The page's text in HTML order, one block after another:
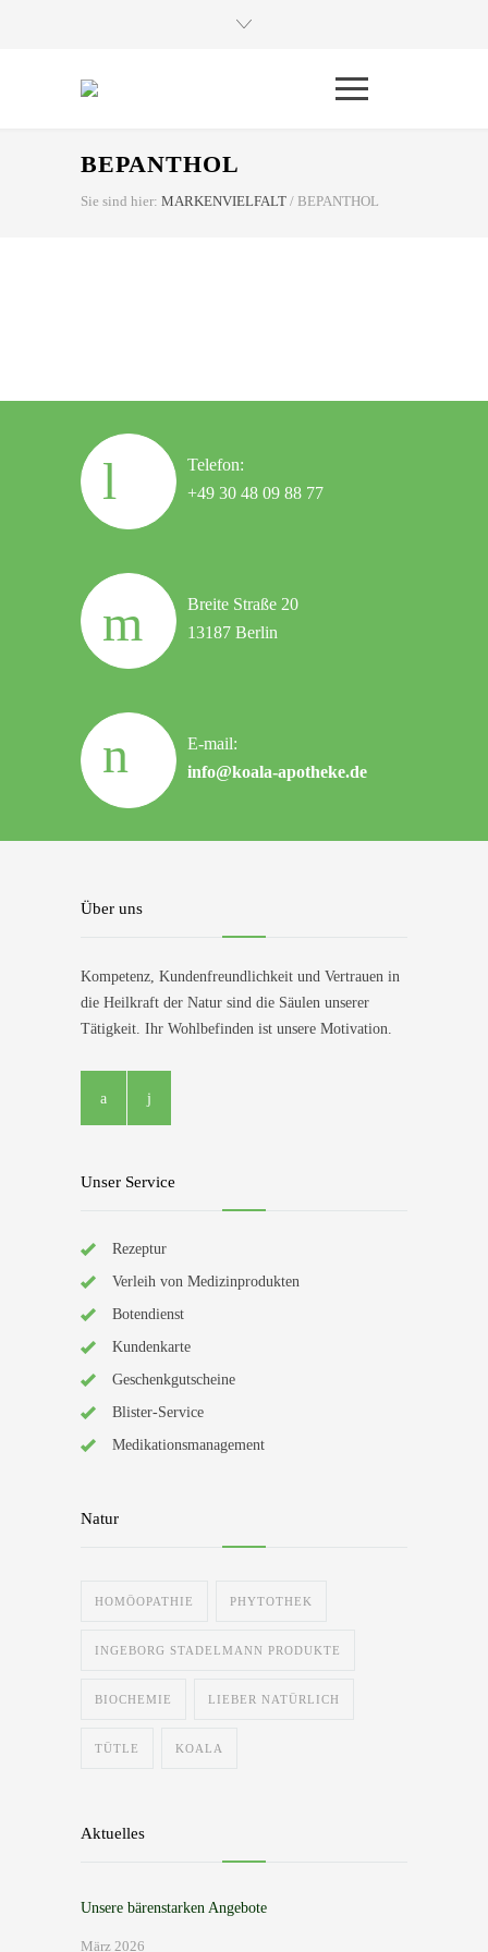
BEPANTHOL
Sie sind hier: MARKENVIELFALT / BEPANTHOL
Telefon:
+49 30 48 09 88 77
Breite Straße 20
13187 Berlin
E-mail:
info@koala-apotheke.de
Über uns
Kompetenz, Kundenfreundlichkeit und Vertrauen in
die Heilkraft der Natur sind die Säulen unserer
Tätigkeit. Ihr Wohlbefinden ist unsere Motivation.
Unser Service
Rezeptur
Verleih von Medizinprodukten
Botendienst
Kundenkarte
Geschenkgutscheine
Blister-Service
Medikationsmanagement
Natur
HOMÖOPATHIE PHYTOTHEK
INGEBORG STADELMANN PRODUKTE
BIOCHEMIE LIEBER NATÜRLICH
TÜTLE KOALA
Aktuelles
Unsere bärenstarken Angebote
März 2026